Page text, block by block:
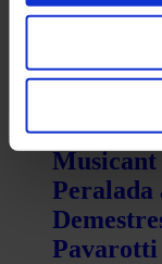
Peralada
Pavarotti